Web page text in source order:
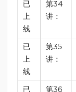
已
上
线
第34
讲：
已
上
线
第35
讲：
已
第36